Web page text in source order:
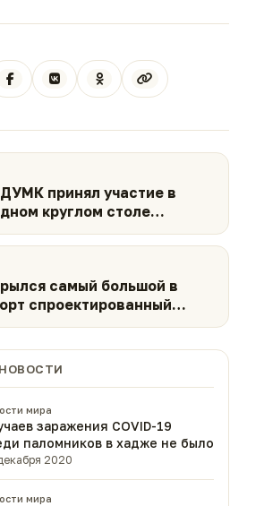
принял участие в
круглом столе
европейского
самый большой в
спроектированный
мира
заражения COVID-19
паломников в хадже не было
2020
мира